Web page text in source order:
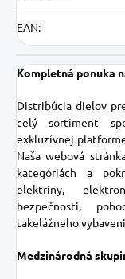
EAN:
Kompletná ponuka
Distribúcia dielov
celý sortiment
exkluzívnej
Naša webová
kategóriách a
elektriny,
bezpečnosti,
takelážneho
Medzinárodná